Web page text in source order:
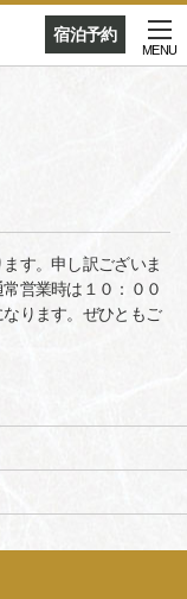
宿泊予約
MENU
す。申し訳ございま
営業時は１０：００
ります。ぜひともご